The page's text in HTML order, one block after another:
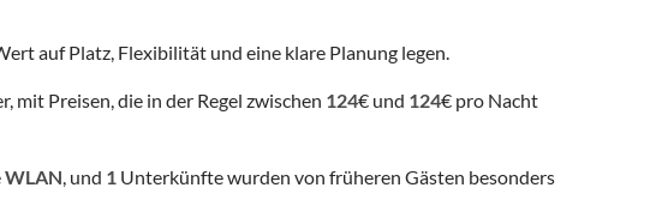
auf Platz, Flexibilität und eine klare Planung legen.
mit Preisen, die in der Regel zwischen 124€ und 124€ pro Nacht
WLAN, und 1 Unterkünfte wurden von früheren Gästen besonders